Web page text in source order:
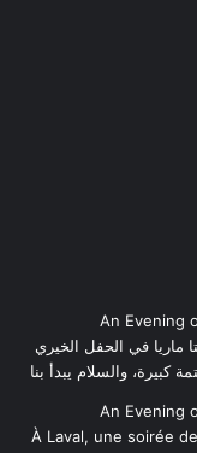
An Evening
ماريا في الحفل الخيري
والسلام يبدأ بنا
An Evening
À Laval, une soirée